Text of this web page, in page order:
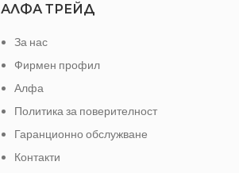
АЛФА ТРЕЙД
За нас
Фирмен профил
Алфа
Политика за поверителност
Гаранционно обслужване
Контакти